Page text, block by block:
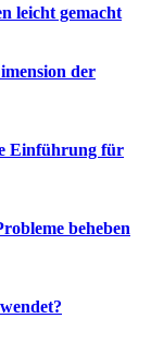
leicht gemacht
der
Einführung für
beheben